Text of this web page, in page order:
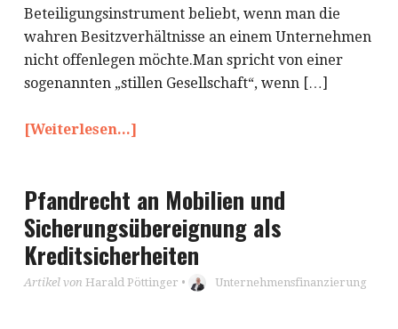
Beteiligungsinstrument beliebt, wenn man die
wahren Besitzverhältnisse an einem Unternehmen
nicht offenlegen möchte.Man spricht von einer
sogenannten „stillen Gesellschaft“, wenn […]
[Weiterlesen...]
Pfandrecht an Mobilien und
Sicherungsübereignung als
Kreditsicherheiten
Artikel von Harald Pöttinger • Unternehmensfinanzierung